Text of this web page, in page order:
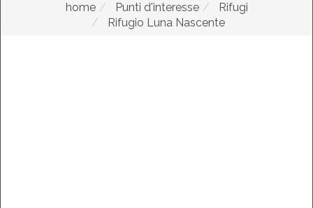
home Punti d'interesse
Rifugi
Rifugio Luna Nascente